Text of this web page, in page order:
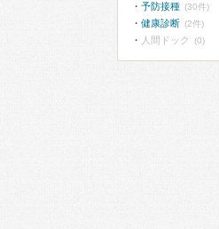
予防接種 (30件)
健康診断 (2件)
人間ドック (0)